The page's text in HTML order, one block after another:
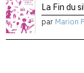
La Fin du
par Marion